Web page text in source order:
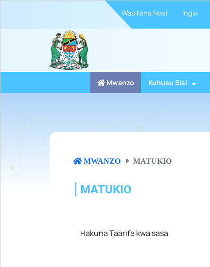
Wasiliana Nasi Ingia
Mwanzo Kuhusu Sisi
MWANZO MATUKIO
MATUKIO
Hakuna Taarifa kwa sasa